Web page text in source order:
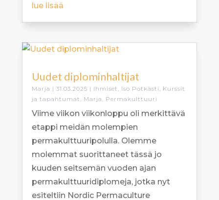
lue lisää
Uudet diplominhaltijat
Marja | 31.03.2025 | Ihmiset Iso Potkästi
Kurssit
ja tapahtumat
Marja Permakulttuuri
Viime viikon viikonloppu oli merkittävä
etappi meidän molempien
permakulttuuripolulla. Olemme
molemmat suorittaneet tässä jo
kuuden seitsemän vuoden ajan
permakulttuuridiplomeja, jotka nyt
esiteltiin Nordic Permaculture